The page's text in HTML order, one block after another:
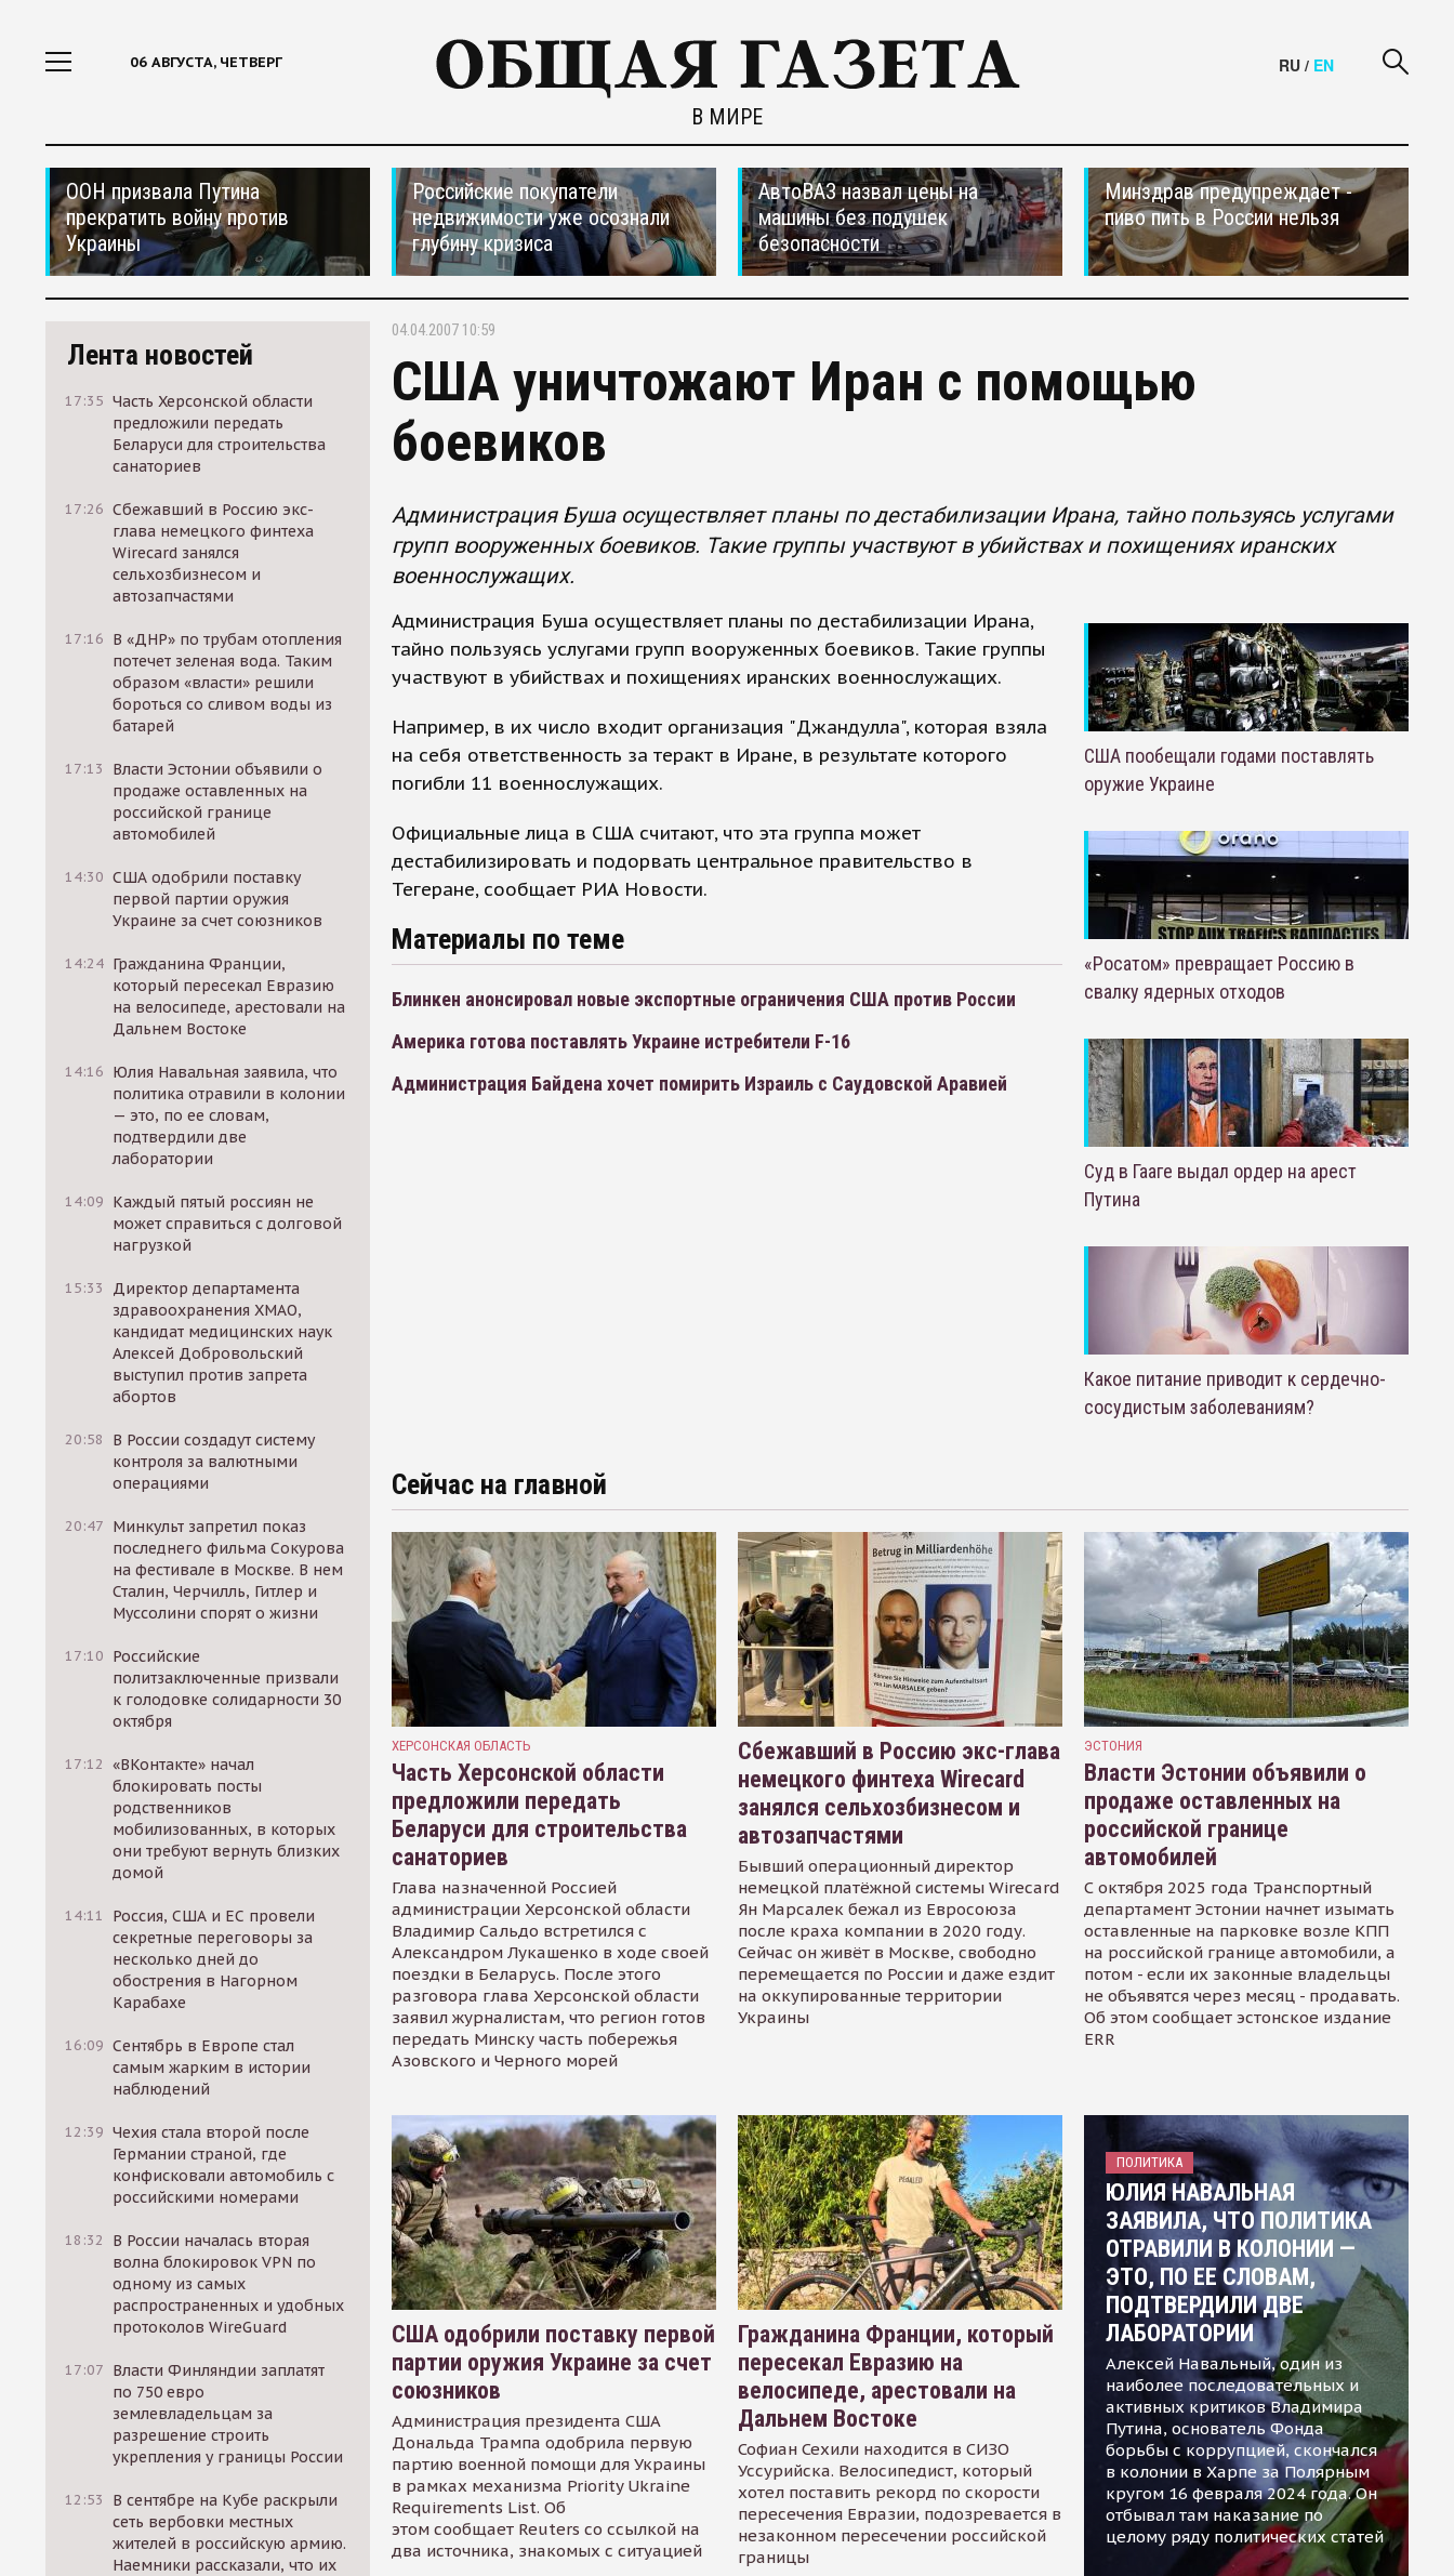
06 АВГУСТА, ЧЕТВЕРГ
В МИРЕ
RU / EN
ООН призвала Путина
прекратить войну против
Украины
Российские покупатели
недвижимости уже осознали
глубину кризиса
АвтоВАЗ назвал цены на
машины без подушек
безопасности
Минздрав предупреждает -
пиво пить в России нельзя
Лента новостей
17:35 Часть Херсонской области
предложили передать
Беларуси для строительства
санаториев
17:26 Сбежавший в Россию экс-
глава немецкого финтеха
Wirecard занялся
сельхозбизнесом и
автозапчастями
17:16 В «ДНР» по трубам отопления
потечет зеленая вода. Таким
образом «власти» решили
бороться со сливом воды из
батарей
17:13
Власти Эстонии объявили о
продаже оставленных на
российской границе
автомобилей
14:30 США одобрили поставку
первой партии оружия
Украине за счет союзников
14:24 Гражданина Франции,
который пересекал Евразию
на велосипеде, арестовали на
Дальнем Востоке
14:16 Юлия Навальная заявила, что
политика отравили в колонии
— это, по ее словам,
подтвердили две
лаборатории
14:09 Каждый пятый россиян не
может справиться с долговой
нагрузкой
15:33
Директор департамента
здравоохранения ХМАО,
кандидат медицинских наук
Алексей Добровольский
выступил против запрета
абортов
20:58
В России создадут систему
контроля за валютными
операциями
20:47 Минкульт запретил показ
последнего фильма Сокурова
на фестивале в Москве. В нем
Сталин, Черчилль, Гитлер и
Муссолини спорят о жизни
17:10 Российские
политзаключенные призвали
к голодовке солидарности 30
октября
17:12 «ВКонтакте» начал
блокировать посты
родственников
мобилизованных, в которых
они требуют вернуть близких
домой
14:11
Россия, США и ЕС провели
секретные переговоры за
несколько дней до
обострения в Нагорном
Карабахе
16:09 Сентябрь в Европе стал
самым жарким в истории
наблюдений
12:39 Чехия стала второй после
Германии страной, где
конфисковали автомобиль с
российскими номерами
18:32
В России началась вторая
волна блокировок VPN по
одному из самых
распространенных и удобных
протоколов WireGuard
17:07 Власти Финляндии заплатят
по 750 евро
землевладельцам за
разрешение строить
укрепления у границы России
12:53
В сентябре на Кубе раскрыли
сеть вербовки местных
жителей в российскую армию.
Наемники рассказали, что их
04.04.2007 10:59
США уничтожают Иран с помощью
боевиков
Администрация Буша осуществляет планы по дестабилизации Ирана, тайно пользуясь услугами
групп вооруженных боевиков. Такие группы участвуют в убийствах и похищениях иранских
военнослужащих.
Администрация Буша осуществляет планы по дестабилизации Ирана,
тайно пользуясь услугами групп вооруженных боевиков. Такие группы
участвуют в убийствах и похищениях иранских военнослужащих.
Например, в их число входит организация "Джандулла", которая взяла
на себя ответственность за теракт в Иране, в результате которого
погибли 11 военнослужащих.
Официальные лица в США считают, что эта группа может
дестабилизировать и подорвать центральное правительство в
Тегеране, сообщает РИА Новости.
Материалы по теме
Блинкен анонсировал новые экспортные ограничения США против России
Америка готова поставлять Украине истребители F-16
Администрация Байдена хочет помирить Израиль с Саудовской Аравией
США пообещали годами поставлять
оружие Украине
«Росатом» превращает Россию в
свалку ядерных отходов
Суд в Гааге выдал ордер на арест
Путина
Какое питание приводит к сердечно-
сосудистым заболеваниям?
Сейчас на главной
ХЕРСОНСКАЯ ОБЛАСТЬ
Часть Херсонской области
предложили передать
Беларуси для строительства
санаториев
Глава назначенной Россией
администрации Херсонской области
Владимир Сальдо встретился с
Александром Лукашенко в ходе своей
поездки в Беларусь. После этого
разговора глава Херсонской области
заявил журналистам, что регион готов
передать Минску часть побережья
Азовского и Черного морей
Сбежавший в Россию экс-глава
немецкого финтеха Wirecard
занялся сельхозбизнесом и
автозапчастями
Бывший операционный директор
немецкой платёжной системы Wirecard
Ян Марсалек бежал из Евросоюза
после краха компании в 2020 году.
Сейчас он живёт в Москве, свободно
перемещается по России и даже ездит
на оккупированные территории
Украины
ЭСТОНИЯ
Власти Эстонии объявили о
продаже оставленных на
российской границе
автомобилей
С октября 2025 года Транспортный
департамент Эстонии начнет изымать
оставленные на парковке возле КПП
на российской границе автомобили, а
потом - если их законные владельцы
не объявятся через месяц - продавать.
Об этом сообщает эстонское издание
ERR
США одобрили поставку первой
партии оружия Украине за счет
союзников
Администрация президента США
Дональда Трампа одобрила первую
партию военной помощи для Украины
в рамках механизма Priority Ukraine
Requirements List. Об
этом сообщает Reuters со ссылкой на
два источника, знакомых с ситуацией
Гражданина Франции, который
пересекал Евразию на
велосипеде, арестовали на
Дальнем Востоке
Софиан Сехили находится в СИЗО
Уссурийска. Велосипедист, который
хотел поставить рекорд по скорости
пересечения Евразии, подозревается в
незаконном пересечении российской
границы
ПОЛИТИКА
ЮЛИЯ НАВАЛЬНАЯ
ЗАЯВИЛА, ЧТО ПОЛИТИКА
ОТРАВИЛИ В КОЛОНИИ —
ЭТО, ПО ЕЕ СЛОВАМ,
ПОДТВЕРДИЛИ ДВЕ
ЛАБОРАТОРИИ
Алексей Навальный, один из
наиболее последовательных и
активных критиков Владимира
Путина, основатель Фонда
борьбы с коррупцией, скончался
в колонии в Харпе за Полярным
кругом 16 февраля 2024 года. Он
отбывал там наказание по
целому ряду политических статей